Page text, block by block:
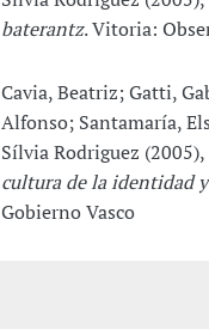
baterantz. Vitoria:
Cavia, Beatriz; Gatti,
Alfonso; Santamaría,
Sílvia Rodriguez (2005),
cultura de la identidad
Gobierno Vasco